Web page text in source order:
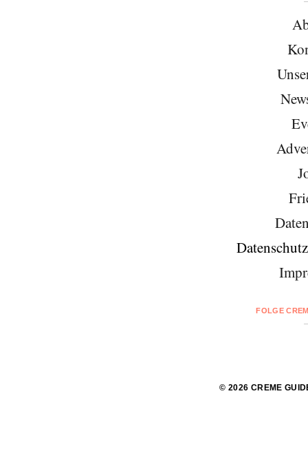
FOLGE
© 2026 CREME